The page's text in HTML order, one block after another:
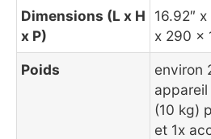
Dimensions (L x H
x P)
16.92″
x 290 x
Poids
environ
(10 kg)
et 1x